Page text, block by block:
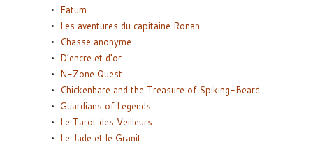
Fatum
Les aventures du capitaine Ronan
Chasse anonyme
D’encre et d’or
N-Zone Quest
Chickenhare and the Treasure of Spiking-Beard
Guardians of Legends
Le Tarot des Veilleurs
Le Jade et le Granit